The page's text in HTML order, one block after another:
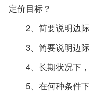
定价目标？
2、简要说明边际
3、简要说明边际
4、长期状况下，
5、在何种条件下